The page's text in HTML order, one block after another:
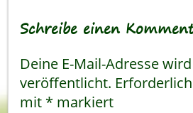
Schreibe einen
Deine E-Mail-Adresse
veröffentlicht.
mit * markiert